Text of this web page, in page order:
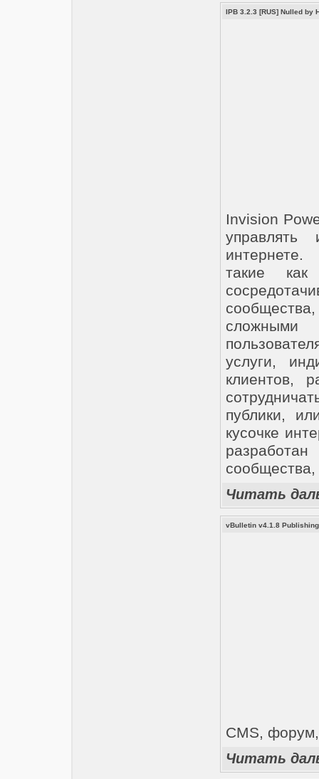
IPB 3.2.3 [RUS] Nulled by
Invision
такие как
сложными
услуги,
клиентов,
публики,
кусочке
сообщества,
Читать
vBulletin v4.1.8
CMS,
Читать